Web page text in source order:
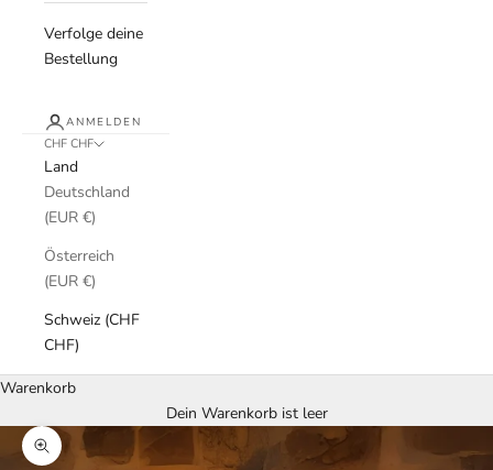
Verfolge deine
Bestellung
ANMELDEN
CHF CHF
Land
Deutschland
(EUR €)
Österreich
(EUR €)
Schweiz (CHF
CHF)
Warenkorb
Dein Warenkorb ist leer
Bild vergrößern